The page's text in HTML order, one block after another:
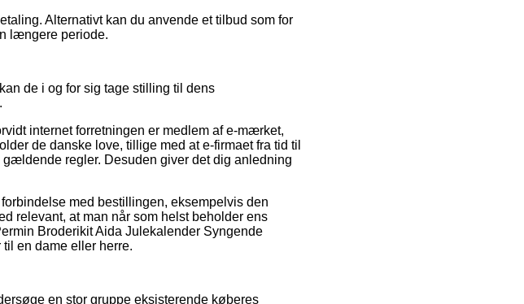
Alternativt kan du anvende et tilbud som for
længere periode.
de i og for sig tage stilling til dens
internet forretningen er medlem af e-mærket,
de danske love, tillige med at e-firmaet fra tid til
regler. Desuden giver det dig anledning
med bestillingen, eksempelvis den
relevant, at man når som helst beholder ens
Broderikit Aida Julekalender Syngende
en dame eller herre.
en stor gruppe eksisterende køberes